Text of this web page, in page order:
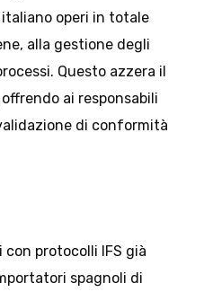
operi in totale
alla gestione degli
Questo azzera il
ai responsabili
di conformità
protocolli IFS già
spagnoli di